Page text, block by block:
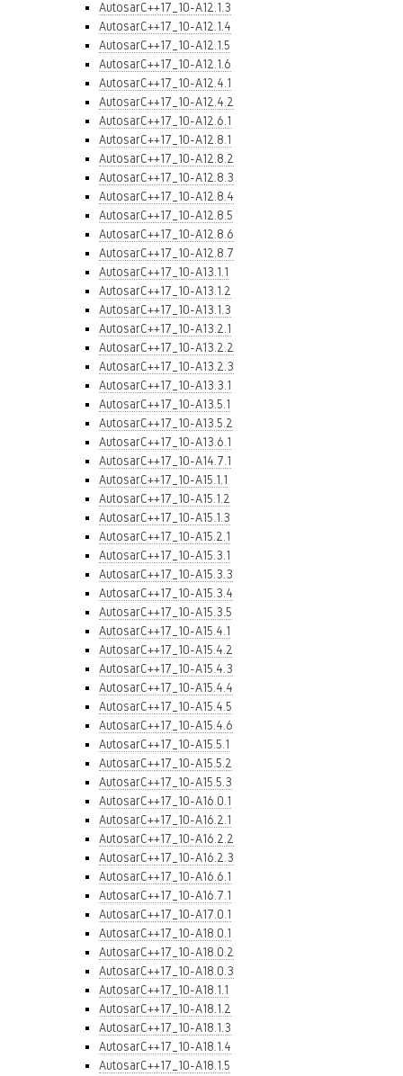
AutosarC++17_10-A12.1.3
AutosarC++17_10-A12.1.4
AutosarC++17_10-A12.1.5
AutosarC++17_10-A12.1.6
AutosarC++17_10-A12.4.1
AutosarC++17_10-A12.4.2
AutosarC++17_10-A12.6.1
AutosarC++17_10-A12.8.1
AutosarC++17_10-A12.8.2
AutosarC++17_10-A12.8.3
AutosarC++17_10-A12.8.4
AutosarC++17_10-A12.8.5
AutosarC++17_10-A12.8.6
AutosarC++17_10-A12.8.7
AutosarC++17_10-A13.1.1
AutosarC++17_10-A13.1.2
AutosarC++17_10-A13.1.3
AutosarC++17_10-A13.2.1
AutosarC++17_10-A13.2.2
AutosarC++17_10-A13.2.3
AutosarC++17_10-A13.3.1
AutosarC++17_10-A13.5.1
AutosarC++17_10-A13.5.2
AutosarC++17_10-A13.6.1
AutosarC++17_10-A14.7.1
AutosarC++17_10-A15.1.1
AutosarC++17_10-A15.1.2
AutosarC++17_10-A15.1.3
AutosarC++17_10-A15.2.1
AutosarC++17_10-A15.3.1
AutosarC++17_10-A15.3.3
AutosarC++17_10-A15.3.4
AutosarC++17_10-A15.3.5
AutosarC++17_10-A15.4.1
AutosarC++17_10-A15.4.2
AutosarC++17_10-A15.4.3
AutosarC++17_10-A15.4.4
AutosarC++17_10-A15.4.5
AutosarC++17_10-A15.4.6
AutosarC++17_10-A15.5.1
AutosarC++17_10-A15.5.2
AutosarC++17_10-A15.5.3
AutosarC++17_10-A16.0.1
AutosarC++17_10-A16.2.1
AutosarC++17_10-A16.2.2
AutosarC++17_10-A16.2.3
AutosarC++17_10-A16.6.1
AutosarC++17_10-A16.7.1
AutosarC++17_10-A17.0.1
AutosarC++17_10-A18.0.1
AutosarC++17_10-A18.0.2
AutosarC++17_10-A18.0.3
AutosarC++17_10-A18.1.1
AutosarC++17_10-A18.1.2
AutosarC++17_10-A18.1.3
AutosarC++17_10-A18.1.4
AutosarC++17_10-A18.1.5